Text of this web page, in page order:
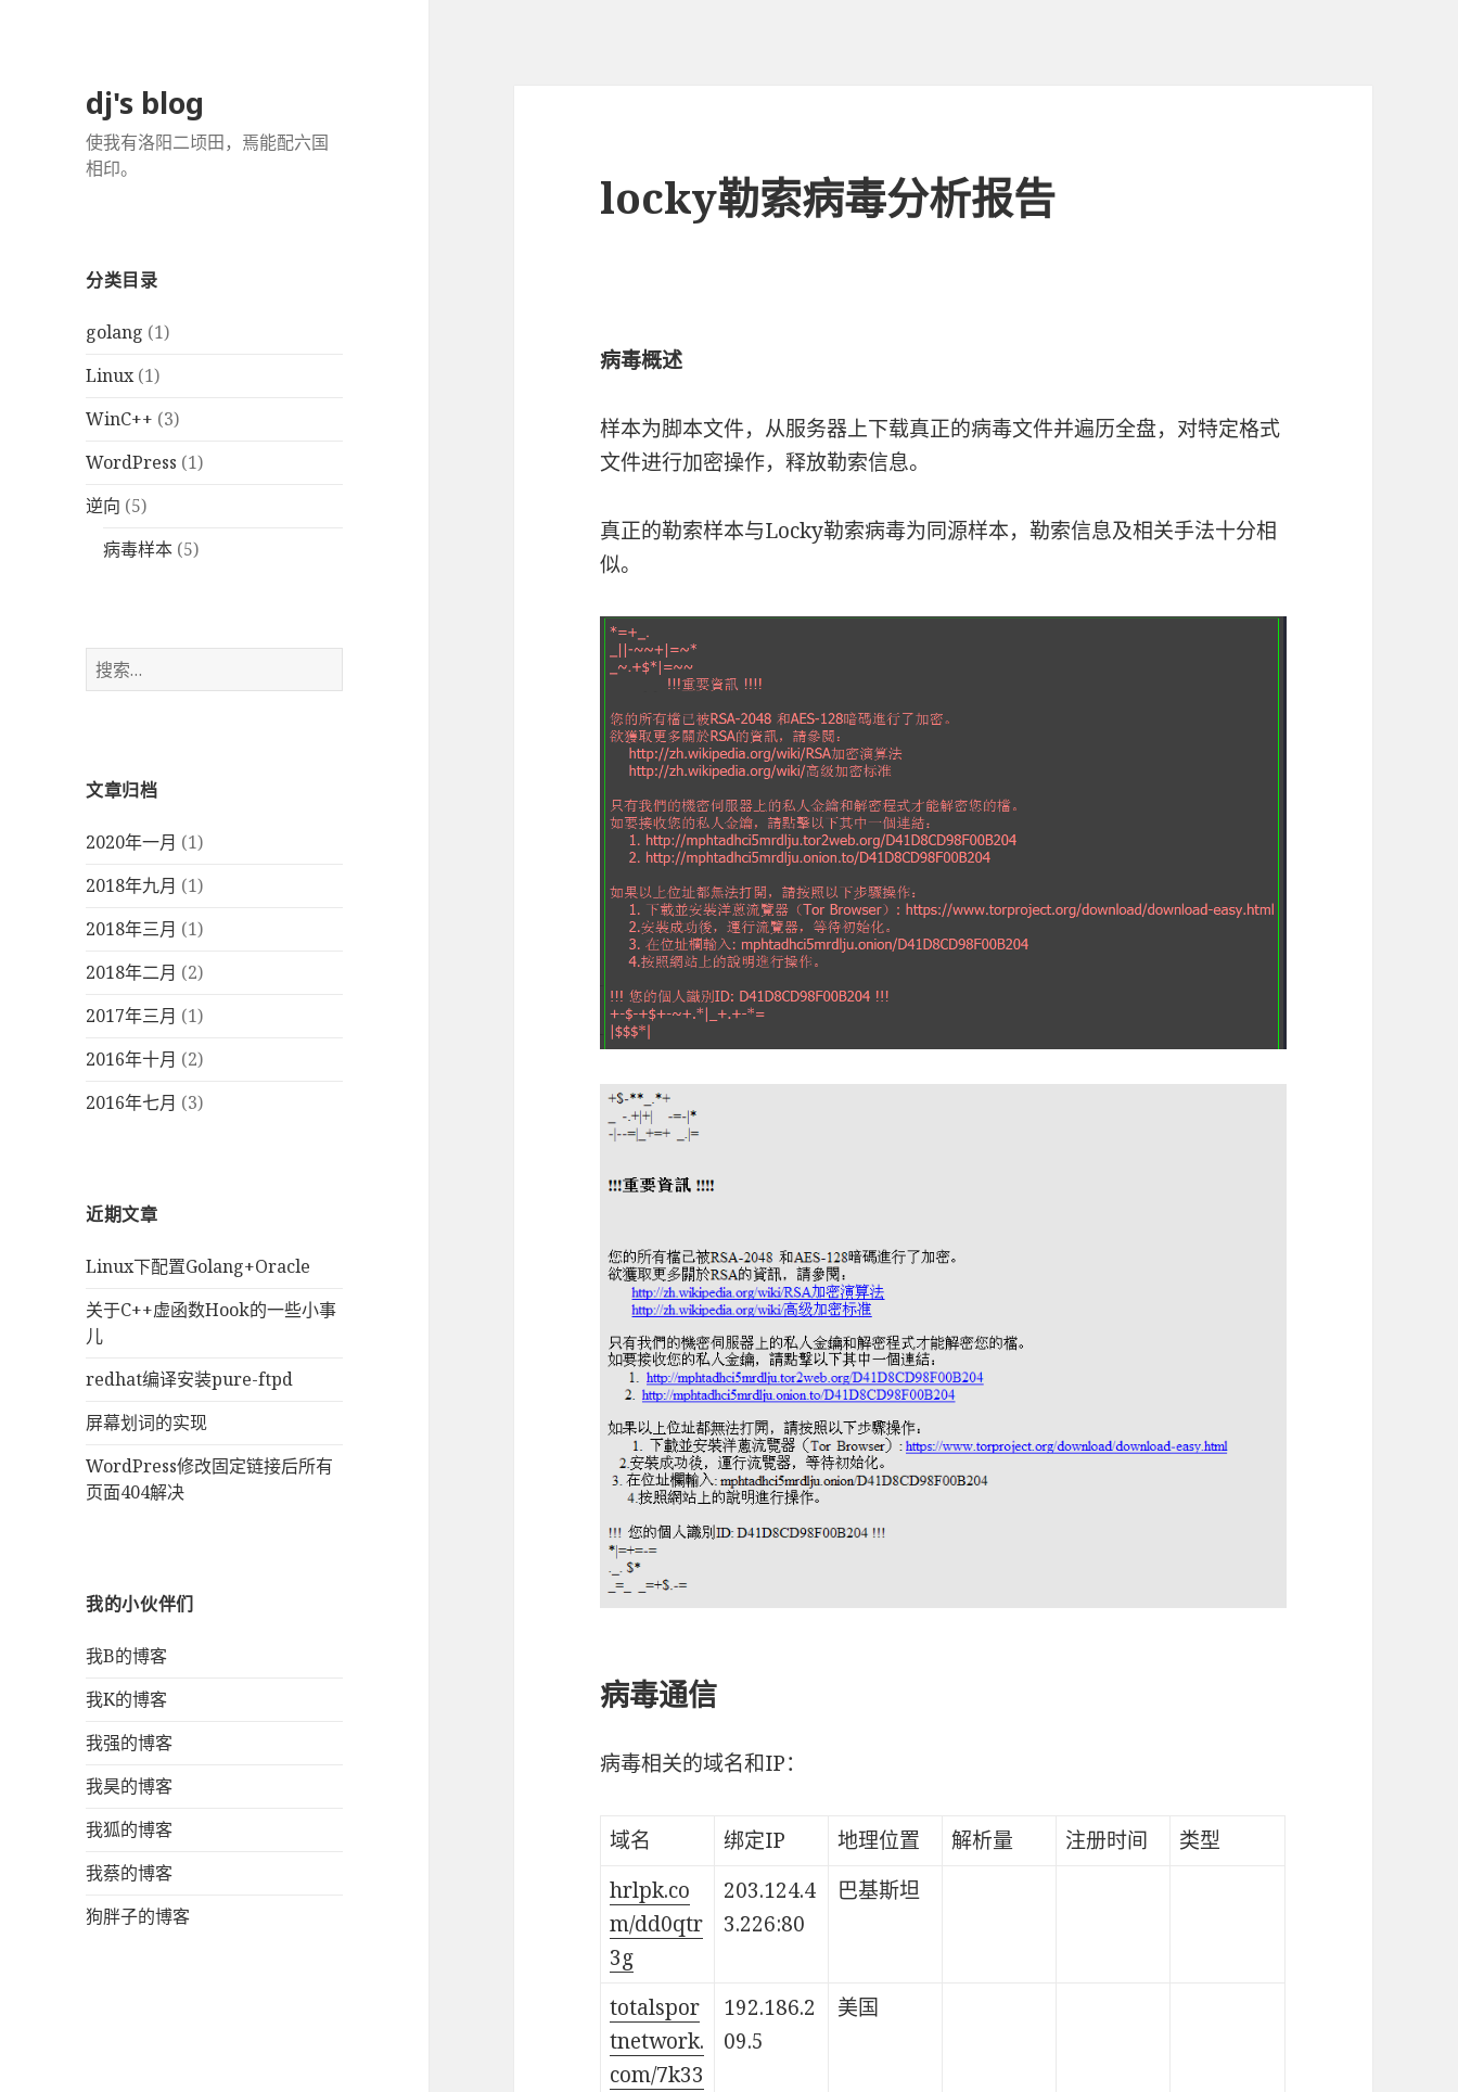
dj's blog
使我有洛阳二顷田，焉能配六国
相印。
分类目录
golang (1)
Linux(1)
WinC++ (3)
WordPress (1)
逆向 (5)
病毒样本 (5)
搜
索
文章归档
2020年一月 (1)
2018年九月 (1)
2018年三月 (1)
2018年二月 (2)
2017年三月 (1)
2016年十月 (2)
2016年七月 (3)
近期文章
Linux下配置Golang+Oracle
关于C++虚函数Hook的一些小事
儿
redhat编译安装pure-ftpd
屏幕划词的实现
WordPress修改固定链接后所有
页面404解决
我的小伙伴们
我B的博客
我K的博客
我强的博客
我昊的博客
我狐的博客
我蔡的博客
狗胖子的博客
locky勒索病毒分析报告
病毒概述
样本为脚本文件，从服务器上下载真正的病毒文件并遍历全盘，对特定格式
文件进行加密操作，释放勒索信息。
真正的勒索样本与Locky勒索病毒为同源样本，勒索信息及相关手法十分相
似。
病毒通信
病毒相关的域名和IP：
域名 绑定IP 地理位置 解析量 注册时间
类型
hrlpk.co
m/dd0qtr
3g
203.124.4
3.226:80
巴基斯坦
totalspor
tnetwork.
com/7k33
192.186.2
09.5
美国